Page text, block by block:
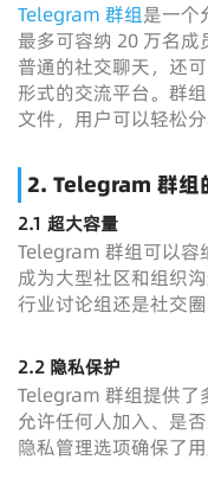
Telegram 群组是一个
最多可容纳 20 万名
普通的社交聊天，还
形式的交流平台。群
文件，用户可以轻松
2. Telegram 群组
2.1 超大容量
Telegram 群组可以容
成为大型社区和组织
行业讨论组还是社交
2.2 隐私保护
Telegram 群组提供了
允许任何人加入、是
隐私管理选项确保了